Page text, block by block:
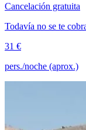
Cancelación gratuita
Todavía no se te
31 €
pers./noche (aprox.)